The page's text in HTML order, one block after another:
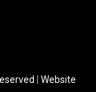
Website